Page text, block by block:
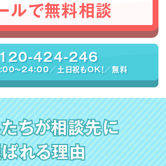
ルで無料相談
424-246
〜24:00／土日祝もOK！／無料
ちが相談先に
れる理由